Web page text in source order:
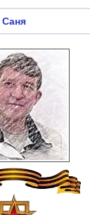
Саня